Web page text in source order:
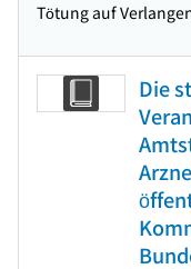
Tötung auf
Die